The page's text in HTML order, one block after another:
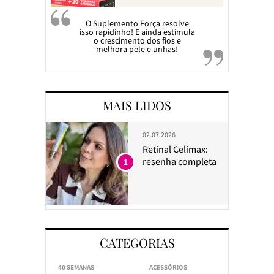
O Suplemento Força resolve
isso rapidinho! E ainda estimula
o crescimento dos fios e
melhora pele e unhas!
MAIS LIDOS
02.07.2026
Retinal Celimax:
resenha completa
1
CATEGORIAS
40 SEMANAS
ACESSÓRIOS